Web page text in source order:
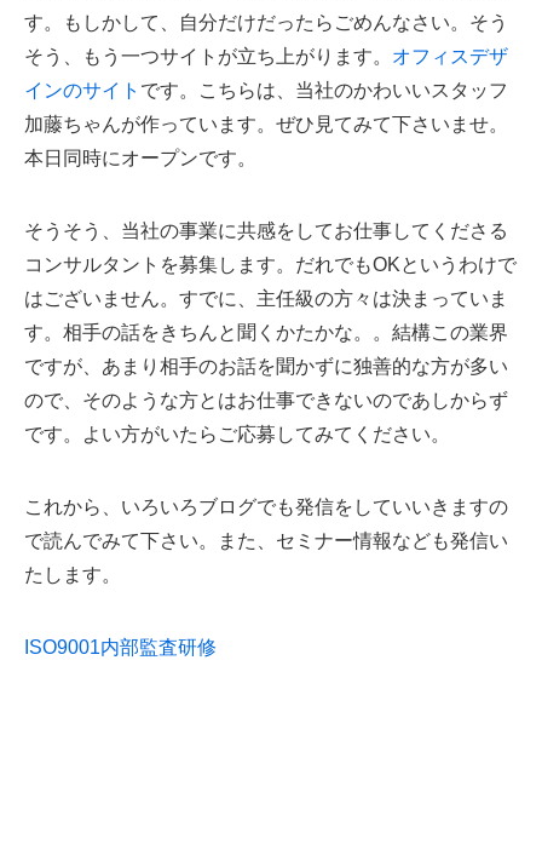
す。もしかして、自分だけだったらごめんなさい。そう
そう、もう一つサイトが立ち上がります。 オフィスデザ
インのサイト です。こちらは、当社のかわいいスタッフ
加藤ちゃんが作っています。ぜひ見てみて下さいませ。
本日同時にオープンです。
そうそう、当社の事業に共感をしてお仕事してくださる
コンサルタントを募集します。だれでもOKというわけで
はございません。すでに、主任級の方々は決まっていま
す。相手の話をきちんと聞くかたかな。。結構この業界
ですが、あまり相手のお話を聞かずに独善的な方が多い
ので、そのような方とはお仕事できないのであしからず
です。よい方がいたらご応募してみてください。
これから、いろいろブログでも発信をしていいきますの
で読んでみて下さい。また、セミナー情報なども発信い
たします。
ISO9001内部監査研修